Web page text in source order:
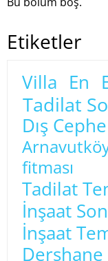
Etiketler
Villa En
Tadilat
Dış Cephe
fitması
Tadilat
İnşaat
İnşaat
Dershane